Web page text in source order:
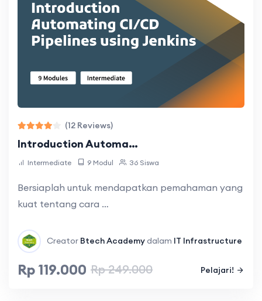
Materi pada course ini sudah lengkap dan
mudah dipahami. Jadi kita yang belajar GitLab
bisa lebih mengerti tentang cara kerja …
muhammad fauzi
Saya cukup senang dengan pengalaman saya
bertele-tele tetapi mudah dipahami.
Penggunaan beberapa sintaks pada …
(12 Reviews)
Introduction Automa…
Intermediate 9 Modul 36 Siswa
Bersiaplah untuk mendapatkan pemahaman yang
kuat tentang cara …
Creator Btech Academy dalam IT Infrastructure
Rp 119.000 Rp 249.000 Pelajari!